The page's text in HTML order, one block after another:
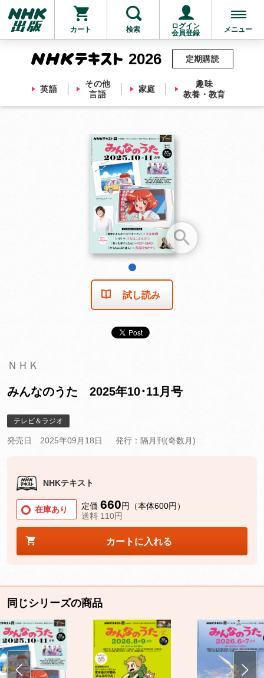
カート 検索
ログイン
会員登録
メニュー
2026
英語
その他
言語
家庭
趣味
教養・教育
定期購読
他にも商品を買う
試し読み
ＮＨＫ
みんなのうた 2025年10･11月号
テレビ＆ラジオ
発売日 2025年09月18日 発行：隔月刊(奇数月)
NHKテキスト
在庫あり 定価 660円（本体600円）
送料 110円
カートに入れる
同じシリーズの商品